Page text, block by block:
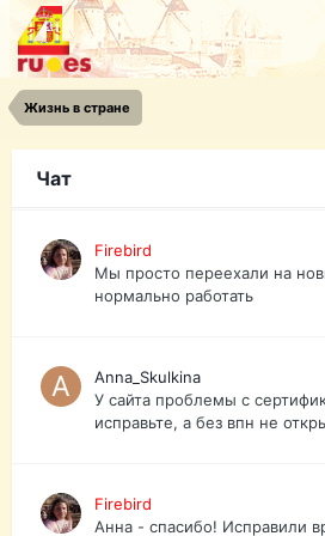
Жизнь в стране
Чат
urist.dokument@gmail.com
Телеграмм @uristpassua
Firebird
Друзья - из России без VPN
Firebird
Мы просто переехали на
нормально работать
Anna_Skulkina
У сайта проблемы с
исправьте, а без впн не
Firebird
Анна - спасибо! Исправили